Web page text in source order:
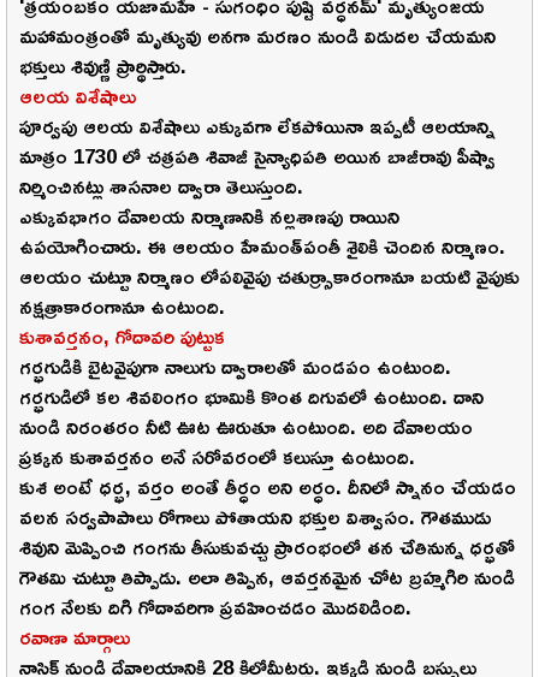
మహామంత్రంతో మృత్యువు అనగా మరణం నుండి విడుదల చేయమని
భక్తులు శివుణ్ణి ప్రార్థిస్తారు.
ఆలయ విశేషాలు
పూర్వపు ఆలయ విశేషాలు ఎక్కువగా లేకపోయినా ఇప్పటీ ఆలయాన్ని
మాత్రం 1730 లో చత్రపతి శివాజీ సైన్యాధిపతి అయిన బాజీరావు పీష్వా
నిర్మించినట్లు శాసనాల ద్వారా తెలుస్తుంది.
ఎక్కువభాగం దేవాలయ నిర్మాణానికి నల్లశాణపు రాయిని
ఉపయోగించారు. ఈ ఆలయం హేమంత్‌పంతీ శైలికి చెందిన నిర్మాణం.
ఆలయం చుట్టూ నిర్మాణం లోపలివైపు చతుర్స్రాకారంగానూ బయటి వైపుకు
నక్షత్రాకారంగానూ ఉంటుంది.
కుశావర్తనం, గోదావరి పుట్టుక
గర్భగుడికి బైటవైపుగా నాలుగు ద్వారాలతో మండపం ఉంటుంది.
గర్భగుడిలో కల శివలింగం భూమికి కొంత దిగువలో ఉంటుంది. దాని
నుండి నిరంతరం నీటి ఊట ఊరుతూ ఉంటుంది. అది దేవాలయం
ప్రక్కన కుశావర్తనం అనే సరోవరంలో కలుస్తూ ఉంటుంది.
కుశ అంటే ధర్భ, వర్తం అంతే తీర్ధం అని అర్ధం. దీనిలో స్నానం చేయడం
వలన సర్వపాపాలు రోగాలు పోతాయని భక్తుల విశ్వాసం. గౌతముడు
శివుని మెప్పించి గంగను తీసుకువచ్చు ప్రారంభంలో తన చేతినున్న ధర్భతో
గౌతమి చుట్టూ తిప్పాడు. అలా తిప్పిన, ఆవర్తనమైన చోట బ్రహ్మగిరి నుండి
గంగ నేలకు దిగి గోదావరిగా ప్రవహించడం మొదలిడింది.
రవాణా మార్గాలు
నాసిక్ నుండి దేవాలయానికి 28 కిలోమీటర్లు. ఇక్కడి నుండి బస్సులు